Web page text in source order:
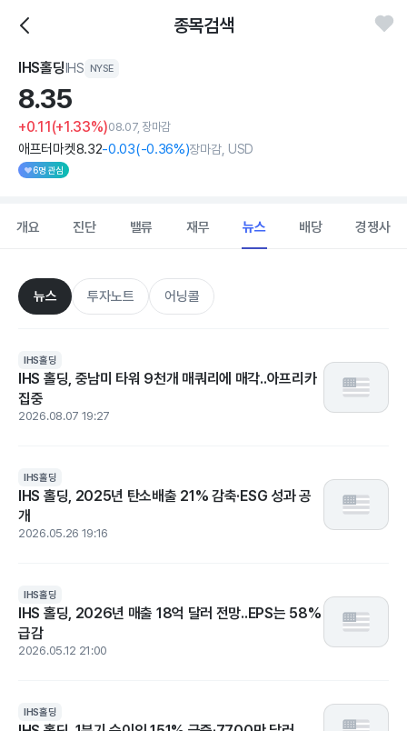
종목검색
IHS홀딩 IHS NYSE
8.35
+0.11(+1.33%)08.07, 장마감
애프터마켓8.32-0.03(-0.36%)장마감, USD
6명 관심
개요 진단 밸류 재무 뉴스 배당 경쟁사
뉴스 투자노트 어닝콜
IHS홀딩
IHS 홀딩, 중남미 타워 9천개 매쿼리에 매각..아프리카
집중
2026.08.07 19:27
IHS홀딩
IHS 홀딩, 2025년 탄소배출 21% 감축·ESG 성과 공
개
2026.05.26 19:16
IHS홀딩
IHS 홀딩, 2026년 매출 18억 달러 전망..EPS는 58%
급감
2026.05.12 21:00
IHS홀딩